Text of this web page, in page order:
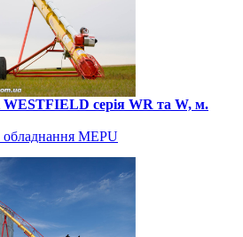
серія WR та W, м.
MEPU